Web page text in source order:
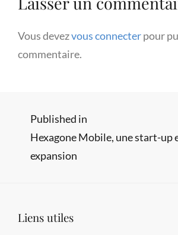
Vous devezvous connecterpour
commentaire.
Navigation
de
l’article
Published in
Hexagone Mobile, une start-up
expansion
Liens utiles